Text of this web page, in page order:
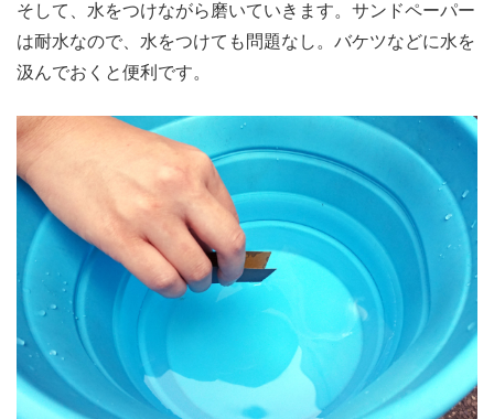
そして、水をつけながら磨いていきます。サンドペーパー
は耐水なので、水をつけても問題なし。バケツなどに水を
汲んでおくと便利です。